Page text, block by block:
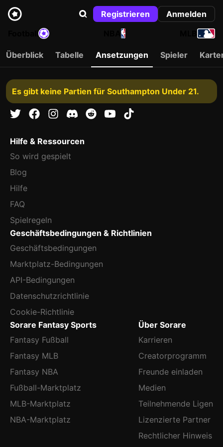
Registrieren
Anmelden
NBA
Überblick Tabelle Ansetzungen Spieler
Es gibt keine Partien für Southampton Under 21.
Hilfe & Ressourcen
So wird gespielt
Blog
Hilfe
FAQ
Spielregeln
Geschäftsbedingungen & Richtlinien
Geschäftsbedingungen
Marktplatz-Bedingungen
API-Bedingungen
Datenschutzrichtlinie
Cookie-Richtlinie
Sorare Fantasy Sports
Fantasy Fußball
Fantasy MLB
Fantasy NBA
Fußball-Marktplatz
MLB-Marktplatz
NBA-Marktplatz
Über Sorare
Karrieren
Creatorprogramm
Freunde einladen
Medien
Teilnehmende Ligen
Lizenzierte Partner
Rechtlicher Hinweis